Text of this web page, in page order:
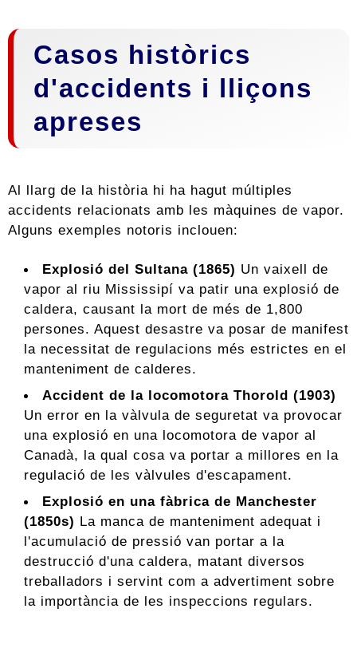
Casos històrics
d'accidents i lliçons
apreses
Al llarg de la història hi ha hagut múltiples
accidents relacionats amb les màquines de vapor.
Alguns exemples notoris inclouen:
Explosió del Sultana (1865) Un vaixell de
vapor al riu Mississipí va patir una explosió de
caldera, causant la mort de més de 1,800
persones. Aquest desastre va posar de manifest
la necessitat de regulacions més estrictes en el
manteniment de calderes.
Accident de la locomotora Thorold (1903)
Un error en la vàlvula de seguretat va provocar
una explosió en una locomotora de vapor al
Canadà, la qual cosa va portar a millores en la
regulació de les vàlvules d'escapament.
Explosió en una fàbrica de Manchester
(1850s) La manca de manteniment adequat i
l'acumulació de pressió van portar a la
destrucció d'una caldera, matant diversos
treballadors i servint com a advertiment sobre
la importància de les inspeccions regulars.